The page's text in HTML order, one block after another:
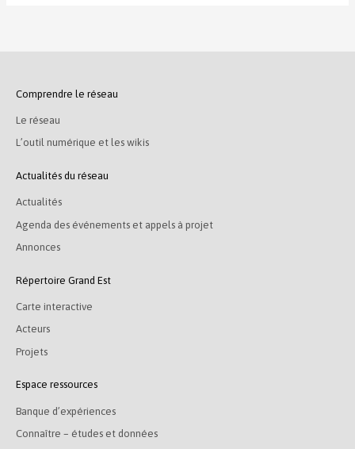
Comprendre le réseau
Le réseau
L’outil numérique et les wikis
Actualités du réseau
Actualités
Agenda des événements et appels à projet
Annonces
Répertoire Grand Est
Carte interactive
Acteurs
Projets
Espace ressources
Banque d’expériences
Connaître – études et données